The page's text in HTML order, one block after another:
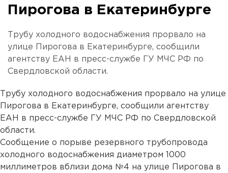
Пирогова в Екатеринбурге
Трубу холодного водоснабжения прорвало на
улице Пирогова в Екатеринбурге, сообщили
агентству ЕАН в пресс-службе ГУ МЧС РФ по
Свердловской области.
Трубу холодного водоснабжения прорвало на улице
Пирогова в Екатеринбурге, сообщили агентству
ЕАН в пресс-службе ГУ МЧС РФ по Свердловской
области.
Сообщение о порыве резервного трубопровода
холодного водоснабжения диаметром 1000
миллиметров вблизи дома №4 на улице Пирогова в